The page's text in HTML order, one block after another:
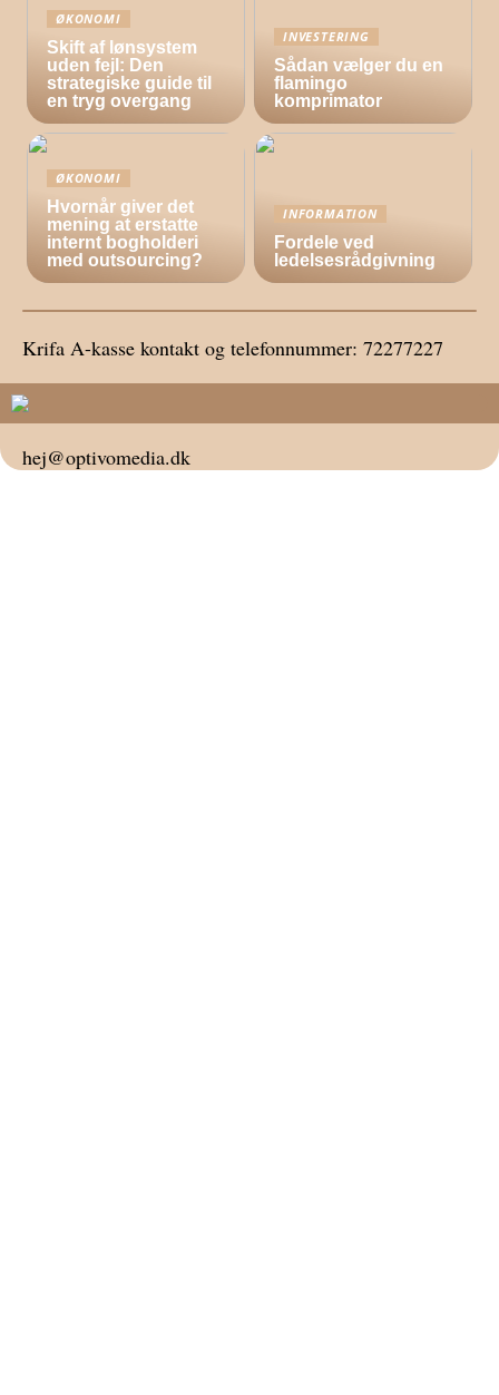
ØKONOMI
Skift af lønsystem
uden fejl: Den
strategiske guide til
en tryg overgang
INVESTERING
Sådan vælger du en
flamingo
komprimator
ØKONOMI
Hvornår giver det
mening at erstatte
internt bogholderi
med outsourcing?
INFORMATION
Fordele ved
ledelsesrådgivning
Krifa A-kasse kontakt og telefonnummer: 72277227
hej@optivomedia.dk